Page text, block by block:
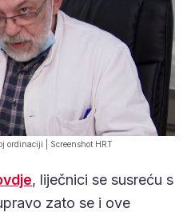
ordinaciji | Screenshot HRT
, liječnici se susreću s
zato se i ove